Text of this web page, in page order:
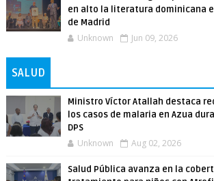
en alto la literatura dominicana
de Madrid
Unknown Jun 09, 2026
SALUD
Ministro Víctor Atallah destaca
los casos de malaria en Azua
DPS
Unknown Aug 02, 2026
Salud Pública avanza en la